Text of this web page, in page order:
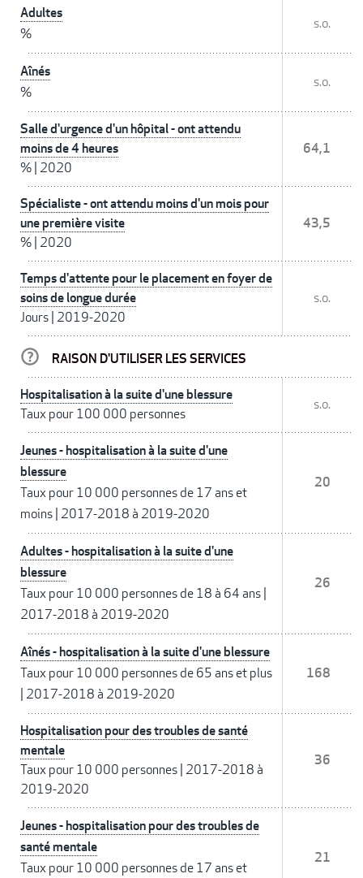
Adultes
%
s.o.
Aînés
%
s.o.
Salle d'urgence d'un hôpital - ont attendu
moins de 4 heures
% 2020
64,1
Spécialiste - ont attendu moins d'un mois pour
une première visite
% 2020
43,5
Temps d'attente pour le placement en foyer de
soins de longue durée
Jours 2019-2020
s.o.
RAISON D'UTILISER LES SERVICES
Hospitalisation à la suite d'une blessure
Taux pour 100 000 personnes
s.o.
Jeunes - hospitalisation à la suite d'une
blessure
Taux pour 10 000 personnes de 17 ans et
moins 2017-2018 à 2019-2020
20
Adultes - hospitalisation à la suite d'une
blessure
Taux pour 10 000 personnes de 18 à 64 ans
2017-2018 à 2019-2020
26
Aînés - hospitalisation à la suite d'une blessure
Taux pour 10 000 personnes de 65 ans et plus
2017-2018 à 2019-2020
168
Hospitalisation pour des troubles de santé
mentale
Taux pour 10 000 personnes 2017-2018 à
2019-2020
36
Jeunes - hospitalisation pour des troubles de
santé mentale
Taux pour 10 000 personnes de 17 ans et
21